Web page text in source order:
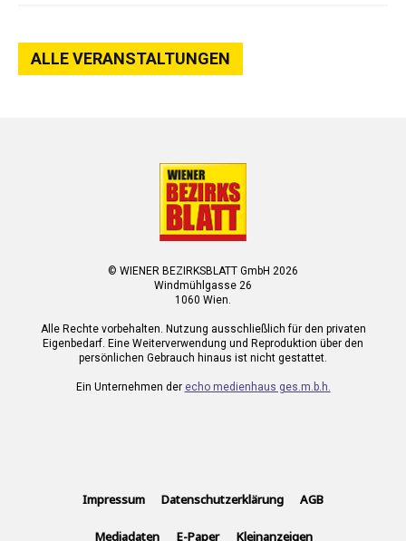
ALLE VERANSTALTUNGEN
© WIENER BEZIRKSBLATT GmbH 2026
Windmühlgasse 26
1060 Wien.
Alle Rechte vorbehalten. Nutzung ausschließlich für den privaten
Eigenbedarf. Eine Weiterverwendung und Reproduktion über den
persönlichen Gebrauch hinaus ist nicht gestattet.
Ein Unternehmen der echo medienhaus ges.m.b.h.
Impressum Datenschutzerklärung AGB
Mediadaten E-Paper Kleinanzeigen